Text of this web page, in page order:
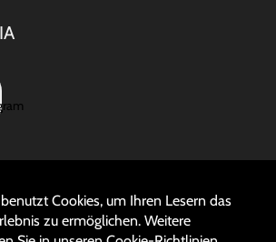
Cookies, um Ihren Lesern das
zu ermöglichen. Weitere
Auftrag widerrufen